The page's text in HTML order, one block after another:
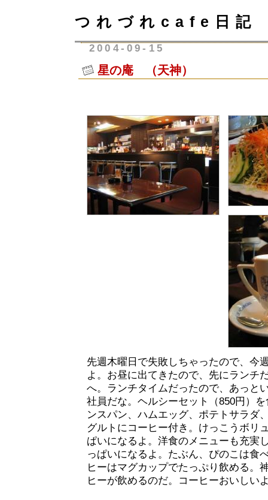
つれづれcafe日記
2004-09-15
星の庵 （天神）
先週木曜日で失敗しちゃったので、今
よ。お昼に出てきたので、先にランチ
へ。ランチタイムだったので、あっと
社員だな。ヘルシーセット（850円）
ンスパン、ハムエッグ、ポテトサラダ
グルトにコーヒー付き。けっこうボリ
ぱいになるよ。洋食のメニューも充実
っぱいになるよ。たぶん、ぴのこは食
ヒーはマグカップでたっぷり飲める。
ヒーが飲めるのだ。コーヒーおいしい